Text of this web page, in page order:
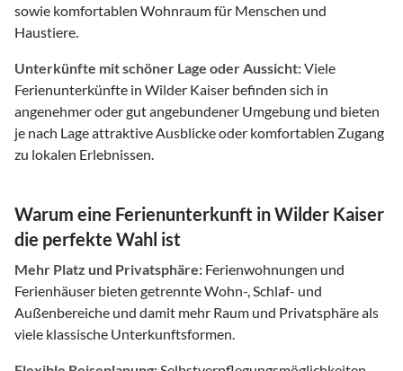
sowie komfortablen Wohnraum für Menschen und
Haustiere.
Unterkünfte mit schöner Lage oder Aussicht:Viele
Ferienunterkünfte in Wilder Kaiser befinden sich in
angenehmer oder gut angebundener Umgebung und bieten
je nach Lage attraktive Ausblicke oder komfortablen Zugang
zu lokalen Erlebnissen.
Warum eine Ferienunterkunft in Wilder Kaiser
die perfekte Wahl ist
Mehr Platz und Privatsphäre: Ferienwohnungen und
Ferienhäuser bieten getrennte Wohn-, Schlaf- und
Außenbereiche und damit mehr Raum und Privatsphäre als
viele klassische Unterkunftsformen.